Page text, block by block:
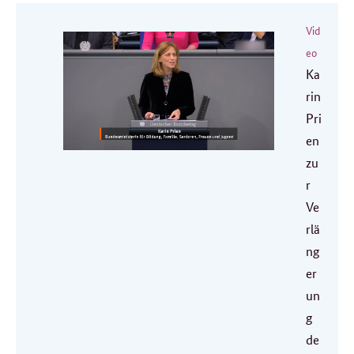
Vid
eo
Ka
rin
Pri
en
zu
r
Ve
rlä
ng
er
un
g
de